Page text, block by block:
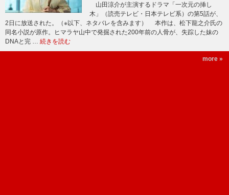
山田涼介が主演するドラマ「一次元の挿し
木」（読売テレビ・日本テレビ系）の第5話が、
2日に放送された。（※以下、ネタバレを含みます） 本作は、松下龍之介氏の
同名小説が原作。ヒマラヤ山中で発掘された200年前の人骨が、失踪した妹の
DNAと完 … 続きを読む
more »